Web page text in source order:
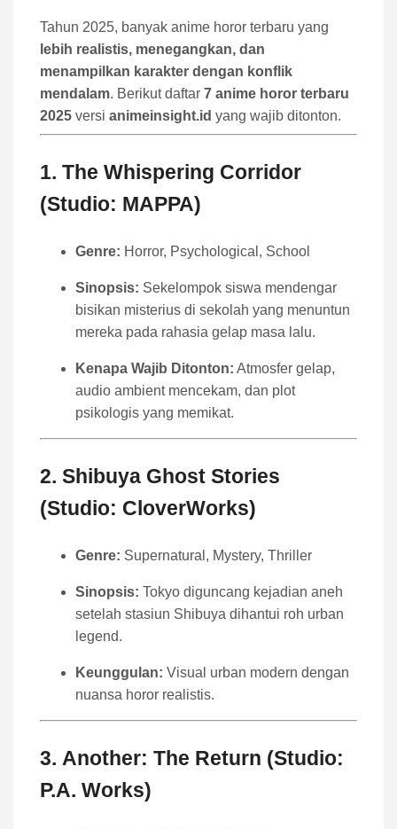
Tahun 2025, banyak anime horor terbaru yang
lebih realistis, menegangkan, dan
menampilkan karakter dengan konflik
mendalam. Berikut daftar 7 anime horor terbaru
2025 versi animeinsight.id yang wajib ditonton.
1. The Whispering Corridor
(Studio: MAPPA)
Genre: Horror, Psychological, School
Sinopsis: Sekelompok siswa mendengar
bisikan misterius di sekolah yang menuntun
mereka pada rahasia gelap masa lalu.
Kenapa Wajib Ditonton: Atmosfer gelap,
audio ambient mencekam, dan plot
psikologis yang memikat.
2. Shibuya Ghost Stories
(Studio: CloverWorks)
Genre: Supernatural, Mystery, Thriller
Sinopsis: Tokyo diguncang kejadian aneh
setelah stasiun Shibuya dihantui roh urban
legend.
Keunggulan: Visual urban modern dengan
nuansa horor realistis.
3. Another: The Return (Studio:
P.A. Works)